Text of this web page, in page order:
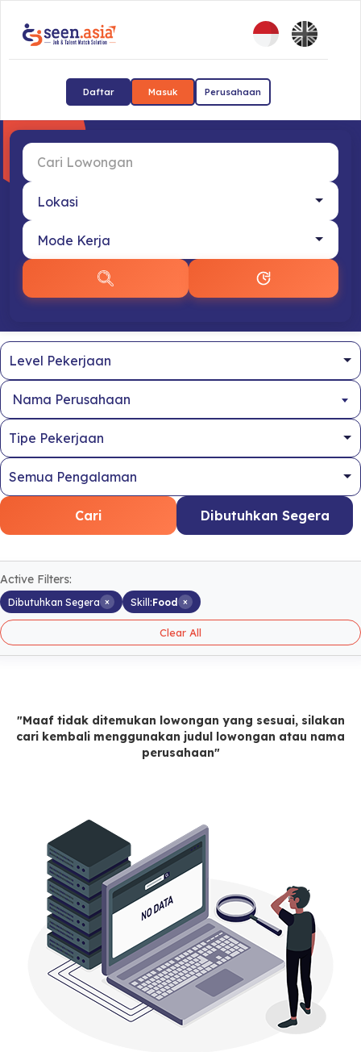
Daftar Masuk Perusahaan
Nama Perusahaan
Cari Dibutuhkan Segera
Active Filters:
Dibutuhkan Segera × Skill:Food ×
Clear All
"Maaf tidak ditemukan lowongan yang sesuai, silakan
cari kembali menggunakan judul lowongan atau nama
perusahaan"